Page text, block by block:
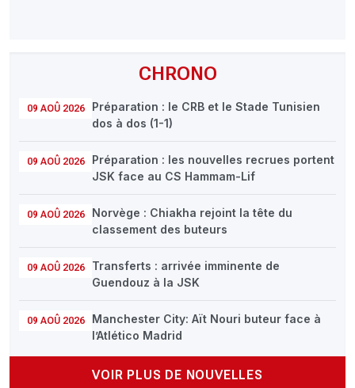
CHRONO
09 AOÛ 2026
Préparation : le CRB et le Stade Tunisien
dos à dos (1-1)
09 AOÛ 2026
Préparation : les nouvelles recrues portent
JSK face au CS Hammam-Lif
09 AOÛ 2026
Norvège : Chiakha rejoint la tête du
classement des buteurs
09 AOÛ 2026
Transferts : arrivée imminente de
Guendouz à la JSK
09 AOÛ 2026
Manchester City: Aït Nouri buteur face à
l’Atlético Madrid
VOIR PLUS DE NOUVELLES